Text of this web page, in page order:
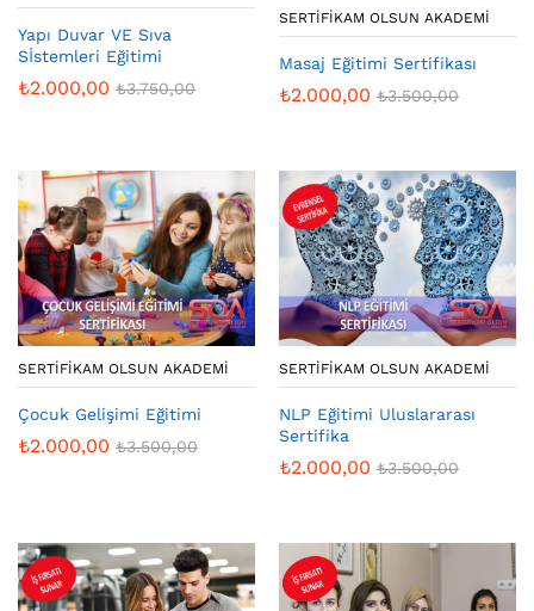
Yapı Duvar VE Sıva
Sİstemleri Eğitimi
₺2.000,00 ₺3.750,00
SERTIFIKAM OLSUN AKADEMI
Masaj Eğitimi Sertifikası
₺2.000,00 ₺3.500,00
SERTIFIKAM OLSUN AKADEMI
Çocuk Gelişimi Eğitimi
₺2.000,00 ₺3.500,00
SERTIFIKAM OLSUN AKADEMI
NLP Eğitimi Uluslararası
Sertifika
₺2.000,00 ₺3.500,00